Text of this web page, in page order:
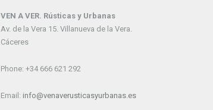
VEN A VER. Rústicas y Urbanas
Av. de la Vera 15. Villanueva de la Vera.
Cáceres
Phone: +34 666 621 292
Email: info@venaverusticasyurbanas.es